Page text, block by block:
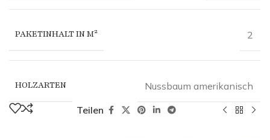
PAKETINHALT IN M² 2
HOLZARTEN Nussbaum amerikanisch
Teilen